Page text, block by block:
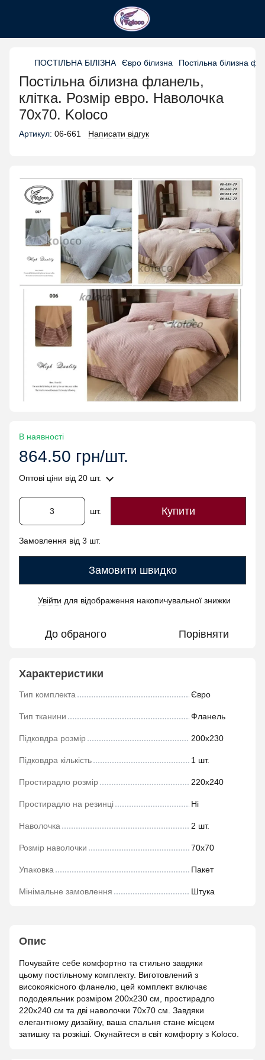
ПОСТІЛЬНА БІЛІЗНА Євро білизна Постільна білизна
Постільна білизна фланель,
клітка. Розмір евро. Наволочка
70х70. Koloco
Артикул: 06-661 Написати відгук
В наявності
864.50 грн/шт.
Оптові ціни від 20 шт.
шт. Купити
Замовлення від 3 шт.
Замовити швидко
Увійти для відображення накопичувальної знижки
До обраного Порівняти
Характеристики
Тип комплекта Євро
Тип тканини Фланель
Підковдра розмір 200х230
Підковдра кількість 1 шт.
Простирадло розмір 220х240
Простирадло на резинці Ні
Наволочка 2 шт.
Розмір наволочки 70х70
Упаковка Пакет
Мінімальне замовлення Штука
Опис
Почувайте себе комфортно та стильно завдяки
цьому постільному комплекту. Виготовлений з
високоякісного фланелю, цей комплект включає
пододеяльник розміром 200х230 см, простирадло
220х240 см та дві наволочки 70х70 см. Завдяки
елегантному дизайну, ваша спальня стане місцем
затишку та розкіші. Окунайтеся в світ комфорту з Koloco.